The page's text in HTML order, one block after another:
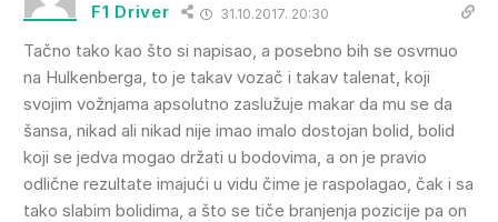
F1 Driver 31.10.2017. 20:30
Tačno tako kao što si napisao, a posebno bih se osvrnuo
na Hulkenberga, to je takav vozač i takav talenat, koji
svojim vožnjama apsolutno zaslužuje makar da mu se da
šansa, nikad ali nikad nije imao imalo dostojan bolid, bolid
koji se jedva mogao držati u bodovima, a on je pravio
odlične rezultate imajući u vidu čime je raspolagao, čak i sa
tako slabim bolidima, a što se tiče branjenja pozicije pa on